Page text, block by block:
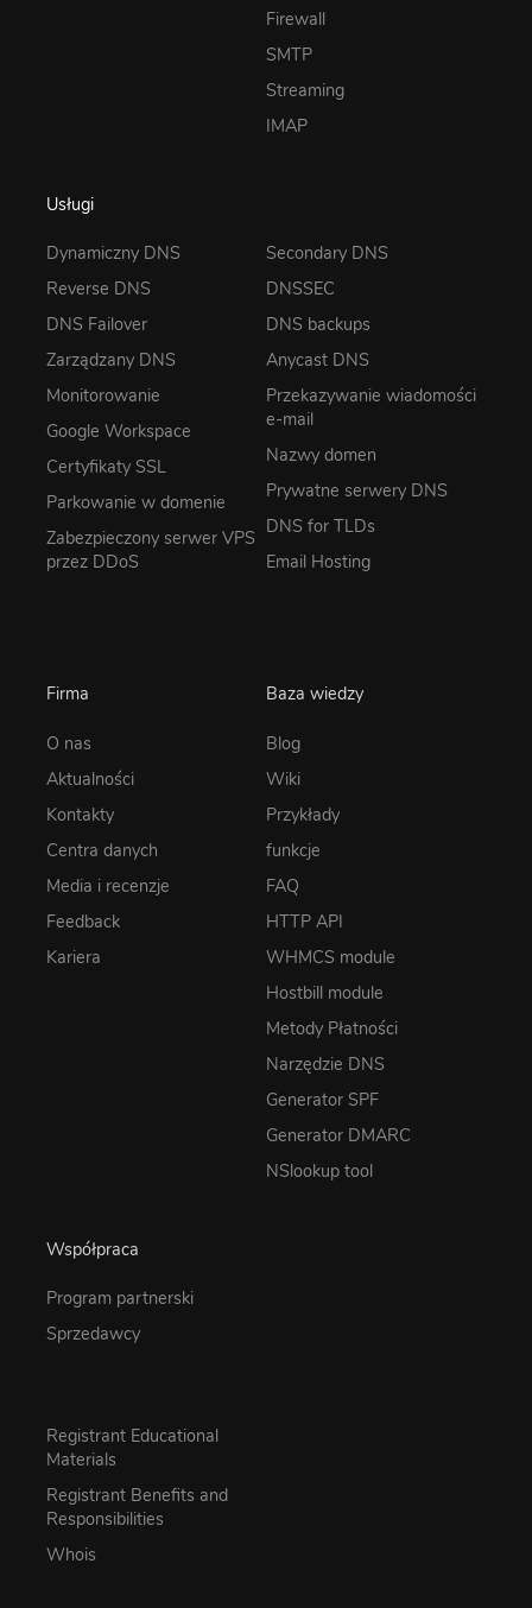
Firewall
SMTP
Streaming
IMAP
Usługi
Dynamiczny DNS
Reverse DNS
DNS Failover
Zarządzany DNS
Monitorowanie
Google Workspace
Certyfikaty SSL
Parkowanie w domenie
Zabezpieczony serwer VPS
przez DDoS
Secondary DNS
DNSSEC
DNS backups
Anycast DNS
Przekazywanie wiadomości
e-mail
Nazwy domen
Prywatne serwery DNS
DNS for TLDs
Email Hosting
Firma
O nas
Aktualności
Kontakty
Centra danych
Media i recenzje
Feedback
Kariera
Baza wiedzy
Blog
Wiki
Przykłady
funkcje
FAQ
HTTP API
WHMCS module
Hostbill module
Metody Płatności
Narzędzie DNS
Generator SPF
Generator DMARC
NSlookup tool
Współpraca
Program partnerski
Sprzedawcy
Registrant Educational
Materials
Registrant Benefits and
Responsibilities
Whois